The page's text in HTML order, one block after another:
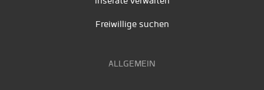
Freiwillige suchen
ALLGEMEIN